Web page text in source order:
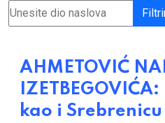
Unesite dio naslova
AHMETOVIĆ
kao i Srebrenicu